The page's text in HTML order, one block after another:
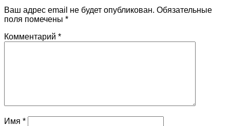
Ваш адрес email не будет опубликован. Обязательные
поля помечены *
Комментарий *
Имя *